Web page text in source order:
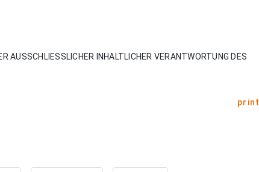
AUSSCHLIESSLICHER INHALTLICHER VERANTWORTUNG DES
print